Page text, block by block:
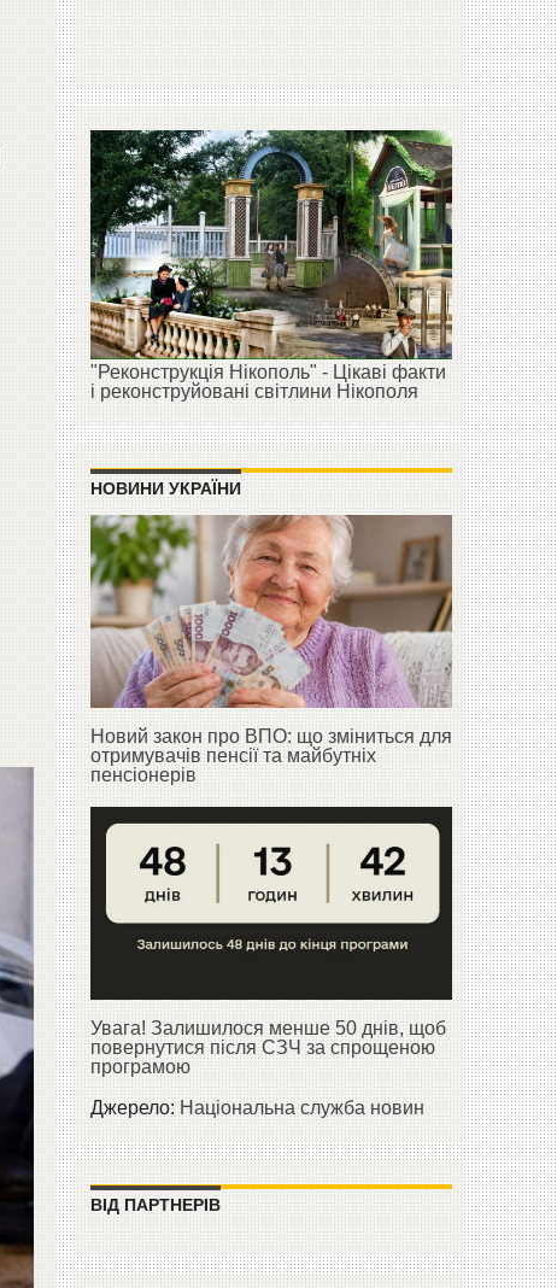
"Реконструкція Нікополь" - Цікаві факти
і реконструйовані світлини Нікополя
НОВИНИ УКРАЇНИ
Новий закон про ВПО: що зміниться для
отримувачів пенсії та майбутніх
пенсіонерів
Увага! Залишилося менше 50 днів, щоб
повернутися після СЗЧ за спрощеною
програмою
Джерело:Національна служба новин
ВІД ПАРТНЕРІВ